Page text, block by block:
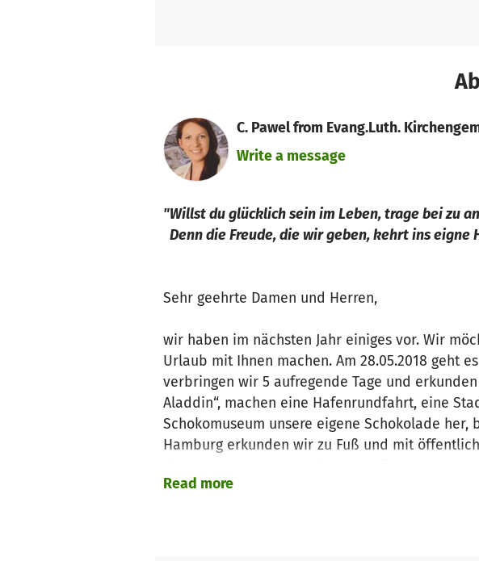
C. Pawel from Evang.Luth.
Write a message
"Willst du glücklich sein im Leben, trage bei zu
Denn die Freude, die wir geben, kehrt ins eigne
Sehr geehrte Damen und Herren,
wir haben im nächsten Jahr einiges vor. Wir
Urlaub mit Ihnen machen. Am 28.05.2018 geht
verbringen wir 5 aufregende Tage und
Aladdin“, machen eine Hafenrundfahrt, eine
Schokomuseum unsere eigene Schokolade
Hamburg erkunden wir zu Fuß und mit
lesen.
Viele unserer Kinder kommen aus Familien,
Read more